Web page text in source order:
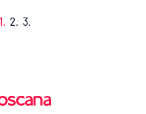
1. 2. 3.